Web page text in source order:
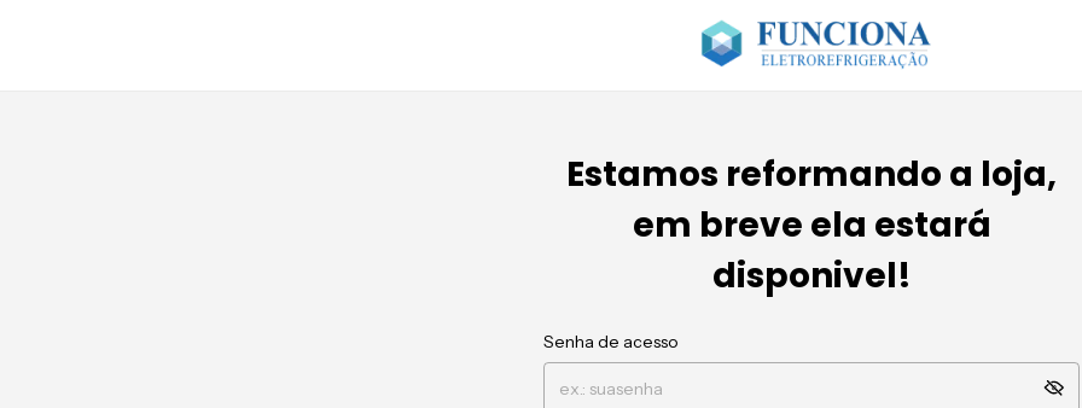
Estamos reformando a loja,
em breve ela estará
disponivel!
Senha de acesso